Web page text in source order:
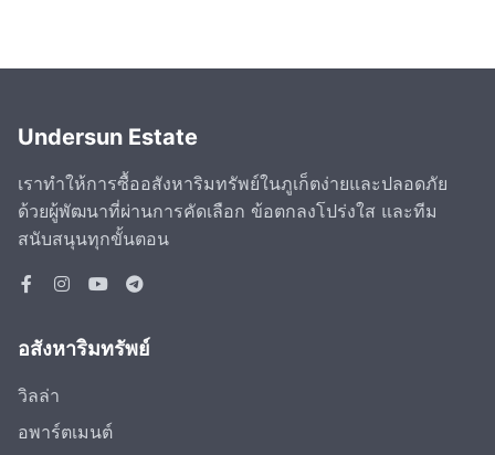
Undersun Estate
เราทำให้การซื้ออสังหาริมทรัพย์ในภูเก็ตง่ายและปลอดภัย
ด้วยผู้พัฒนาที่ผ่านการคัดเลือก ข้อตกลงโปร่งใส และทีม
สนับสนุนทุกขั้นตอน
อสังหาริมทรัพย์
วิลล่า
อพาร์ตเมนต์